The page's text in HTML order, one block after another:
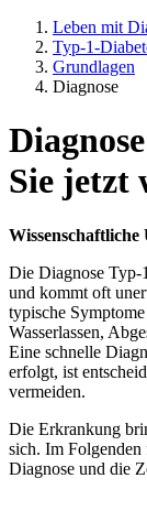
Leben mit
Typ-1-
Grundlagen
Diagnose
Sie jetzt
Die Diagnose Typ-
und kommt oft
typische
Wasserlassen,
Eine schnelle
erfolgt, ist
vermeiden.
Die Erkrankung
sich. Im
Diagnose und die